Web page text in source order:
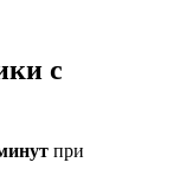
с
при